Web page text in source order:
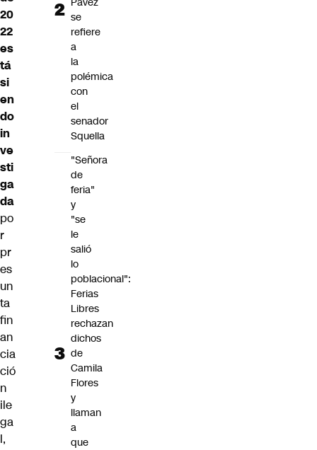
20
22
es
tá
si
en
do
in
ve
sti
ga
da
po
r
pr
es
un
ta
fin
an
cia
ció
n
ile
ga
l,
se
refiere
a
la
polémica
con
el
senador
Squella
"Señora
de
feria"
y
"se
le
salió
lo
poblacional":
Ferias
Libres
rechazan
dichos
de
Camila
Flores
y
llaman
a
que